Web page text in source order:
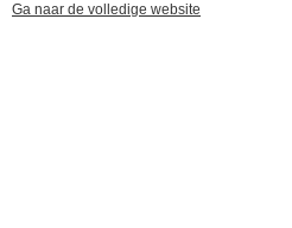
Ga naar de volledige website